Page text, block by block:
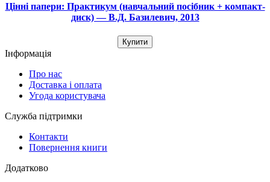
Цінні папери: Практикум (навчальний посібник + компакт-
диск) — В.Д. Базилевич, 2013
Купити
Інформація
Про нас
Доставка і оплата
Угода користувача
Служба підтримки
Контакти
Повернення книги
Додатково